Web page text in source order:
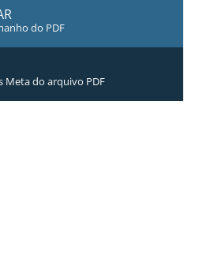
do PDF
Meta do arquivo PDF